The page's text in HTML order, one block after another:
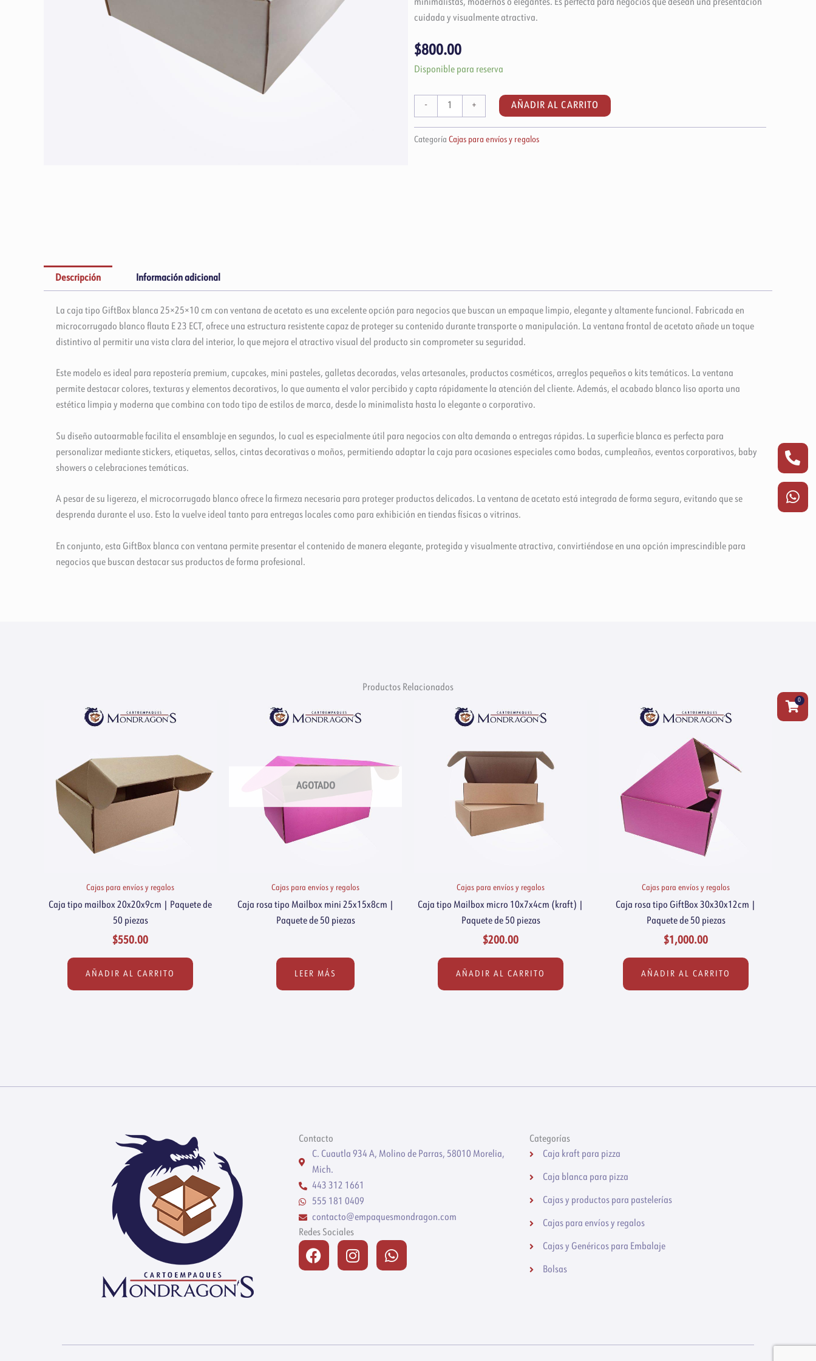
minimalistas, modernos o elegantes. Es perfecta para negocios que desean una presentación
cuidada y visualmente atractiva.
$800.00
Disponible para reserva
-
Caja
GiftBox
+ AÑADIR AL CARRITO
Categoría Cajas para envíos y regalos
Descripción Información adicional
La caja tipo GiftBox blanca 25×25×10 cm con ventana de acetato es una excelente opción para negocios que buscan un empaque limpio, elegante y altamente funcional. Fabricada en
microcorrugado blanco flauta E 23 ECT, ofrece una estructura resistente capaz de proteger su contenido durante transporte o manipulación. La ventana frontal de acetato añade un toque
distintivo al permitir una vista clara del interior, lo que mejora el atractivo visual del producto sin comprometer su seguridad.
Este modelo es ideal para repostería premium, cupcakes, mini pasteles, galletas decoradas, velas artesanales, productos cosméticos, arreglos pequeños o kits temáticos. La ventana
permite destacar colores, texturas y elementos decorativos, lo que aumenta el valor percibido y capta rápidamente la atención del cliente. Además, el acabado blanco liso aporta una
estética limpia y moderna que combina con todo tipo de estilos de marca, desde lo minimalista hasta lo elegante o corporativo.
Su diseño autoarmable facilita el ensamblaje en segundos, lo cual es especialmente útil para negocios con alta demanda o entregas rápidas. La superficie blanca es perfecta para
personalizar mediante stickers, etiquetas, sellos, cintas decorativas o moños, permitiendo adaptar la caja para ocasiones especiales como bodas, cumpleaños, eventos corporativos, baby
showers o celebraciones temáticas.
A pesar de su ligereza, el microcorrugado blanco ofrece la firmeza necesaria para proteger productos delicados. La ventana de acetato está integrada de forma segura, evitando que se
desprenda durante el uso. Esto la vuelve ideal tanto para entregas locales como para exhibición en tiendas físicas o vitrinas.
En conjunto, esta GiftBox blanca con ventana permite presentar el contenido de manera elegante, protegida y visualmente atractiva, convirtiéndose en una opción imprescindible para
negocios que buscan destacar sus productos de forma profesional.
Productos Relacionados
Cajas para envíos y regalos
Caja tipo mailbox 20x20x9cm | Paquete de
50 piezas
$550.00
AÑADIR AL CARRITO
AGOTADO
Cajas para envíos y regalos
Caja rosa tipo Mailbox mini 25x15x8cm |
Paquete de 50 piezas
LEER MÁS
Cajas para envíos y regalos
Caja tipo Mailbox micro 10x7x4cm (kraft) |
Paquete de 50 piezas
$200.00
AÑADIR AL CARRITO
Cajas para envíos y regalos
Caja rosa tipo GiftBox 30x30x12cm |
Paquete de 50 piezas
$1,000.00
AÑADIR AL CARRITO
Contacto
C. Cuautla 934 A, Molino de Parras, 58010 Morelia,
Mich.
443 312 1661
555 181 0409
contacto@empaquesmondragon.com
Redes Sociales
FacebookInstagramWhatsapp
Categorías
Caja kraft para pizza
Caja blanca para pizza
Cajas y productos para pastelerías
Cajas para envíos y regalos
Cajas y Genéricos para Embalaje
Bolsas
0
alt